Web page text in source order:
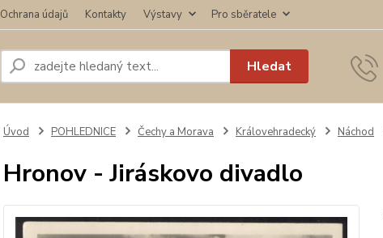
Ochrana údajů Kontakty Výstavy Pro sběratele
Hledat
Úvod POHLEDNICE Čechy a Morava Královehradecký Náchod
Hronov - Jiráskovo divadlo